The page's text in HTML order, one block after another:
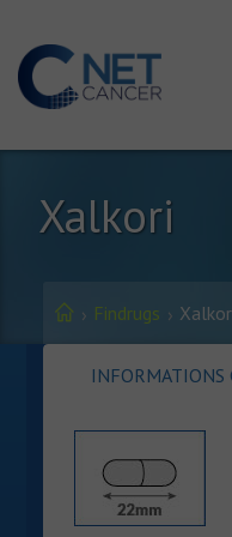
Xalkori
Findrugs
INFORMATIONS